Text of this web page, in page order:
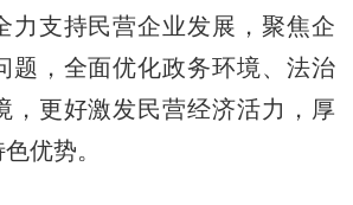
力支持民营企业发展，聚焦企
题，全面优化政务环境、法治
，更好激发民营经济活力，厚
优势。